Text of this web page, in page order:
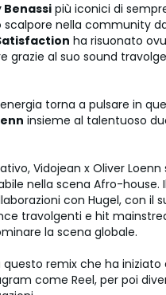
Benassipiù iconici di
nella community
ha risuonato
grazie al suo sound
torna a pulsare in
insieme al talentuoso
Vidojean x Oliver
nella scena Afro-house.
con Hugel, con il
travolgenti e hit
la scena globale.
remix che ha
come Reel, per poi